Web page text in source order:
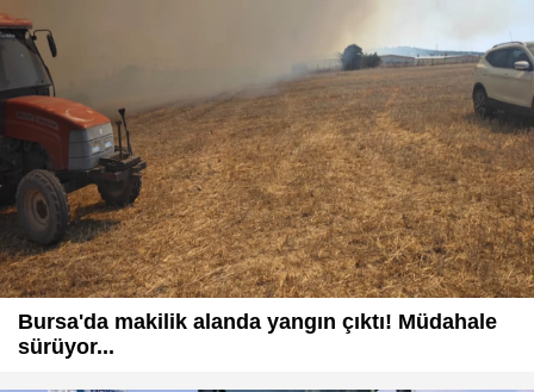
Bursa'da makilik alanda yangın çıktı! Müdahale
sürüyor...